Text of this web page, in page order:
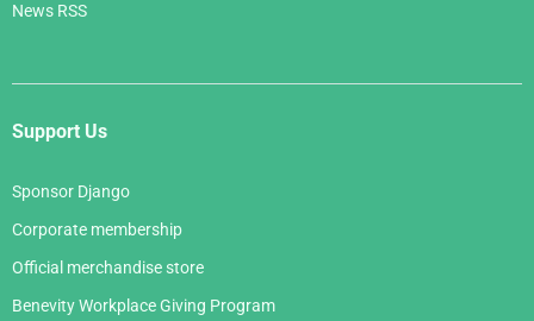
News RSS
Support Us
Sponsor Django
Corporate membership
Official merchandise store
Benevity Workplace Giving Program